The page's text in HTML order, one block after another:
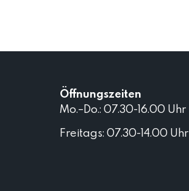
Öffnungszeiten
Mo.–Do.: 07.30-16.00 Uhr
Freitags: 07.30-14.00 Uhr